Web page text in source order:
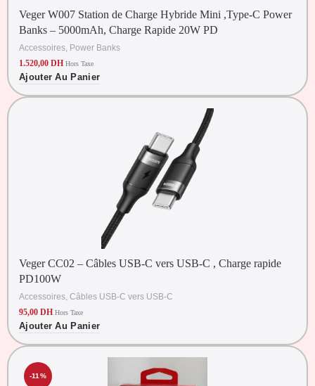
Veger W007 Station de Charge Hybride Mini ,Type-C Power
Banks – 5000mAh, Charge Rapide 20W PD
Accessoires, Power Banks
1.520,00 DH Hors Taxe
Ajouter Au Panier
Veger CC02 – Câbles USB-C vers USB-C , Charge rapide
PD100W
Accessoires, Câbles USB-C vers USB-C
95,00 DH Hors Taxe
Ajouter Au Panier
-11%